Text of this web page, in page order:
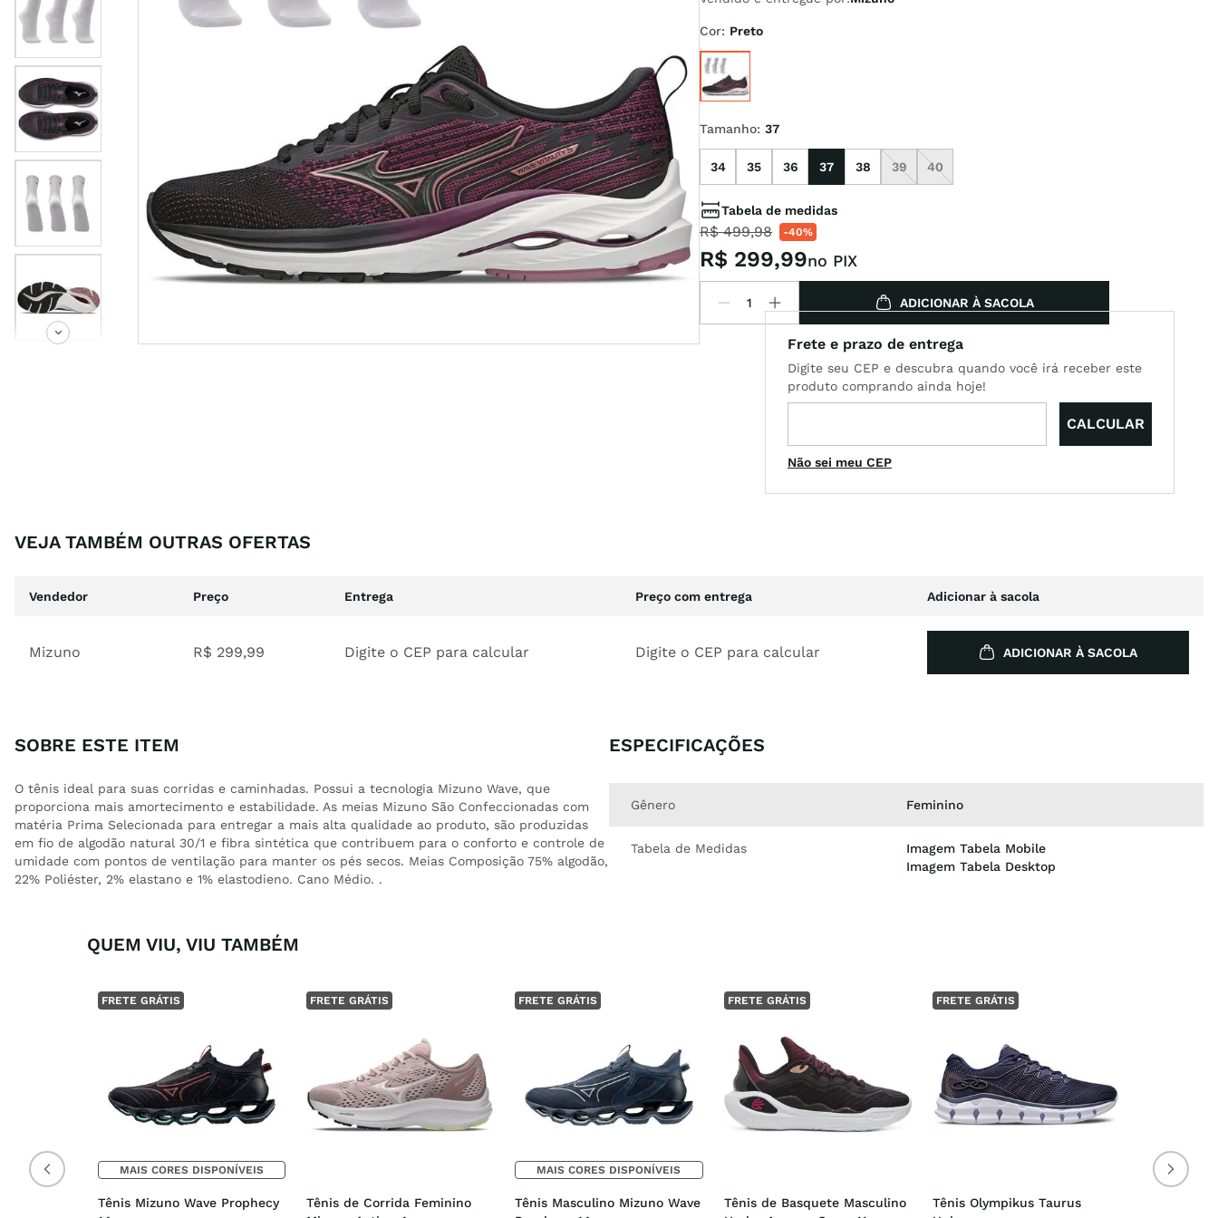
Cor: Preto
Tamanho: 37
34 35 36 37 38 39 40
Tabela de medidas
R$ 499,98 -40%
R$ 299,99no PIX
ADICIONAR À SACOLA
Não sei meu CEP
VEJA TAMBÉM OUTRAS OFERTAS
Vendedor Preço Entrega Preço com entrega Adicionar à sacola
Mizuno R$ 299,99 Digite o CEP para calcular Digite o CEP para calcular ADICIONAR À SACOLA
SOBRE ESTE ITEM
O tênis ideal para suas corridas e caminhadas. Possui a tecnologia Mizuno Wave, que
proporciona mais amortecimento e estabilidade. As meias Mizuno São Confeccionadas com
matéria Prima Selecionada para entregar a mais alta qualidade ao produto, são produzidas
em fio de algodão natural 30/1 e fibra sintética que contribuem para o conforto e controle de
umidade com pontos de ventilação para manter os pés secos. Meias Composição 75% algodão,
22% Poliéster, 2% elastano e 1% elastodieno. Cano Médio. .
ESPECIFICAÇÕES
Gênero Feminino
Tabela de Medidas
Imagem Tabela Mobile
Imagem Tabela Desktop
QUEM VIU, VIU TAMBÉM
FRETE GRÁTIS
MAIS CORES DISPONÍVEIS
Tênis Mizuno Wave Prophecy
FRETE GRÁTIS
Tênis de Corrida Feminino
FRETE GRÁTIS
MAIS CORES DISPONÍVEIS
Tênis Masculino Mizuno Wave
FRETE GRÁTIS
Tênis de Basquete Masculino
FRETE GRÁTIS
Tênis Olympikus Taurus
casual
futebol